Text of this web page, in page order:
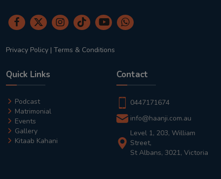
Privacy Policy | Terms & Conditions
Quick Links
Podcast
Matrimonial
Events
Gallery
Kitaab Kahani
Contact
0447171674
info@haanji.com.au
Level 1, 203, William
Street,
St Albans, 3021, Victoria